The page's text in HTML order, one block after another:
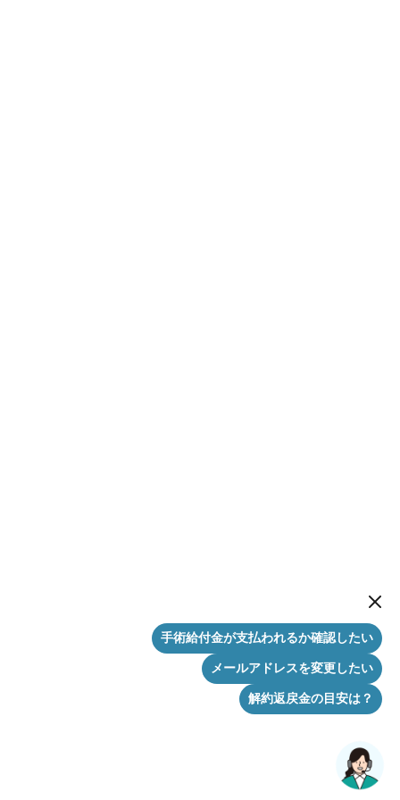
New
手術給付金が支払われるか確認したい
メールアドレスを変更したい
解約返戻金の目安は？